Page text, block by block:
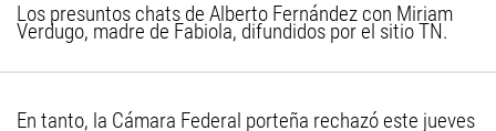
Los presuntos chats de Alberto Fernández con Miriam
Verdugo, madre de Fabiola, difundidos por el sitio TN.
En tanto, la Cámara Federal porteña rechazó este jueves